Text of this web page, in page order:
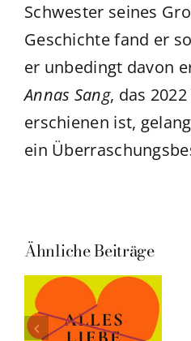
Schwester seines
Geschichte fand er
er unbedingt davon
Annas Sang, das
erschienen ist,
ein
Ähnliche Beiträge